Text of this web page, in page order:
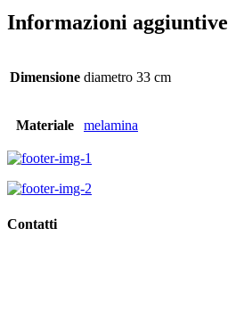
Informazioni aggiuntive
Dimensione diametro 33 cm
Materiale melamina
Contatti